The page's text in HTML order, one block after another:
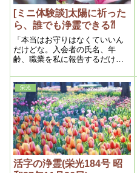
[ミニ体験談]太陽に祈った
ら、誰でも浄霊できる⁈
「本当はお守りはなくていいん
だけどな。入会者の氏名、年
齢、職業を私に報告するだけで
す。
栄光
活字の浄霊(栄光184号 昭